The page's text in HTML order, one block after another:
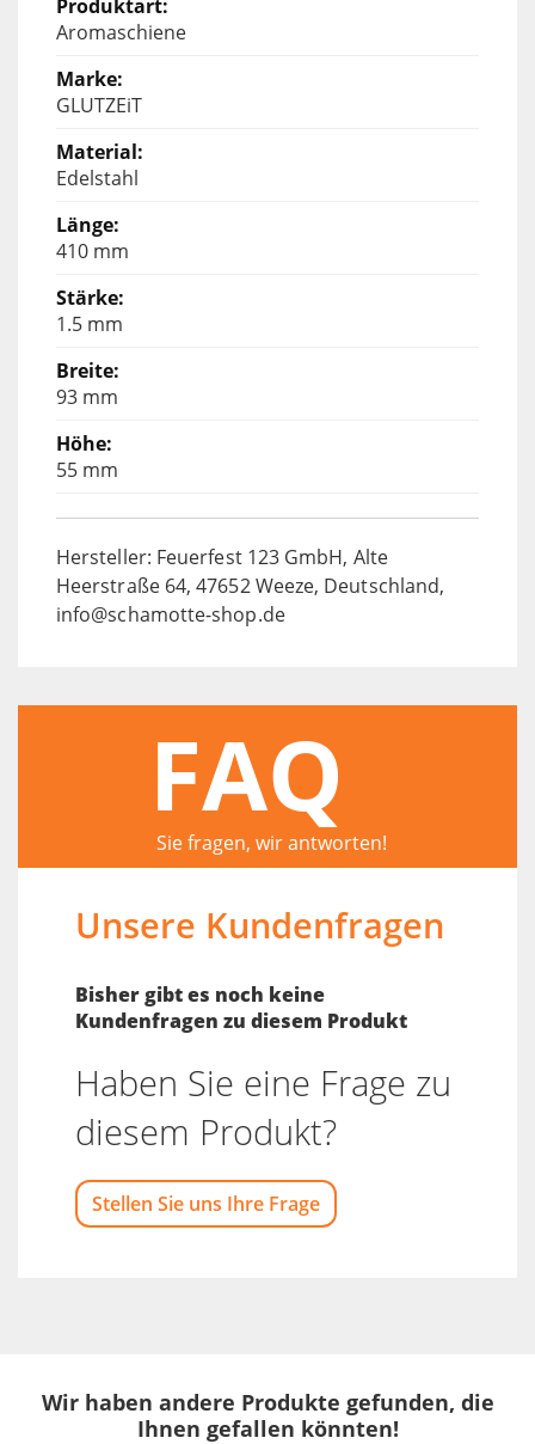
Aromaschiene
GLUTZEiT
Edelstahl
410 mm
1.5 mm
93 mm
55 mm
Hersteller: Feuerfest 123 GmbH, Alte
Heerstraße 64, 47652 Weeze, Deutschland,
info@schamotte-shop.de
FAQ
Sie fragen, wir antworten!
Unsere Kundenfragen
Bisher gibt es noch keine
Kundenfragen zu diesem Produkt
Haben Sie eine Frage zu
diesem Produkt?
Stellen Sie uns Ihre Frage
Wir haben andere Produkte gefunden, die
Ihnen gefallen könnten!